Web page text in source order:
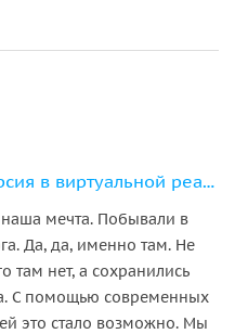
Королевский замок: экскурсия в виртуальной реальности.
мечта. Побывали в
Да, да, именно там. Не
там нет, а сохранились
С помощью современных
это стало возможно. Мы